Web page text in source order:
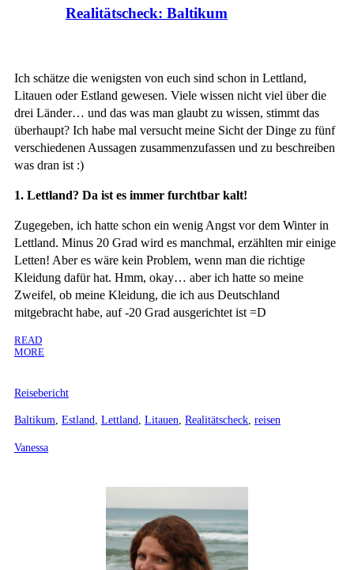
Realitätscheck: Baltikum
Ich schätze die wenigsten von euch sind schon in Lettland,
Litauen oder Estland gewesen. Viele wissen nicht viel über die
drei Länder… und das was man glaubt zu wissen, stimmt das
überhaupt? Ich habe mal versucht meine Sicht der Dinge zu fünf
verschiedenen Aussagen zusammenzufassen und zu beschreiben
was dran ist :)
1. Lettland? Da ist es immer furchtbar kalt!
Zugegeben, ich hatte schon ein wenig Angst vor dem Winter in
Lettland. Minus 20 Grad wird es manchmal, erzählten mir einige
Letten! Aber es wäre kein Problem, wenn man die richtige
Kleidung dafür hat. Hmm, okay… aber ich hatte so meine
Zweifel, ob meine Kleidung, die ich aus Deutschland
mitgebracht habe, auf -20 Grad ausgerichtet ist =D
READ
MORE
Reisebericht
Baltikum, Estland, Lettland, Litauen, Realitätscheck, reisen
Vanessa